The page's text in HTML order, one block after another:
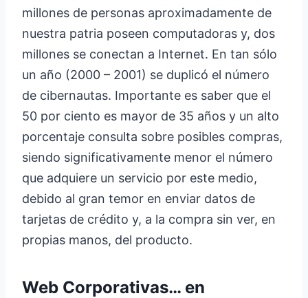
millones de personas aproximadamente de
nuestra patria poseen computadoras y, dos
millones se conectan a Internet. En tan sólo
un año (2000 – 2001) se duplicó el número
de cibernautas. Importante es saber que el
50 por ciento es mayor de 35 años y un alto
porcentaje consulta sobre posibles compras,
siendo significativamente menor el número
que adquiere un servicio por este medio,
debido al gran temor en enviar datos de
tarjetas de crédito y, a la compra sin ver, en
propias manos, del producto.
Web Corporativas… en